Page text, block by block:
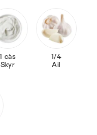
1 càs
Skyr
1/4
Ail